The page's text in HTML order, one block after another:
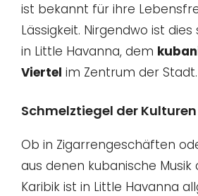
ist bekannt für ihre
Lässigkeit. Nirgendwo ist
in Little Havanna, dem
Viertel im Zentrum der Stadt.
Schmelztiegel der Kulturen
Ob in Zigarrengeschäften
aus denen kubanische
Karibik ist in Little Havanna